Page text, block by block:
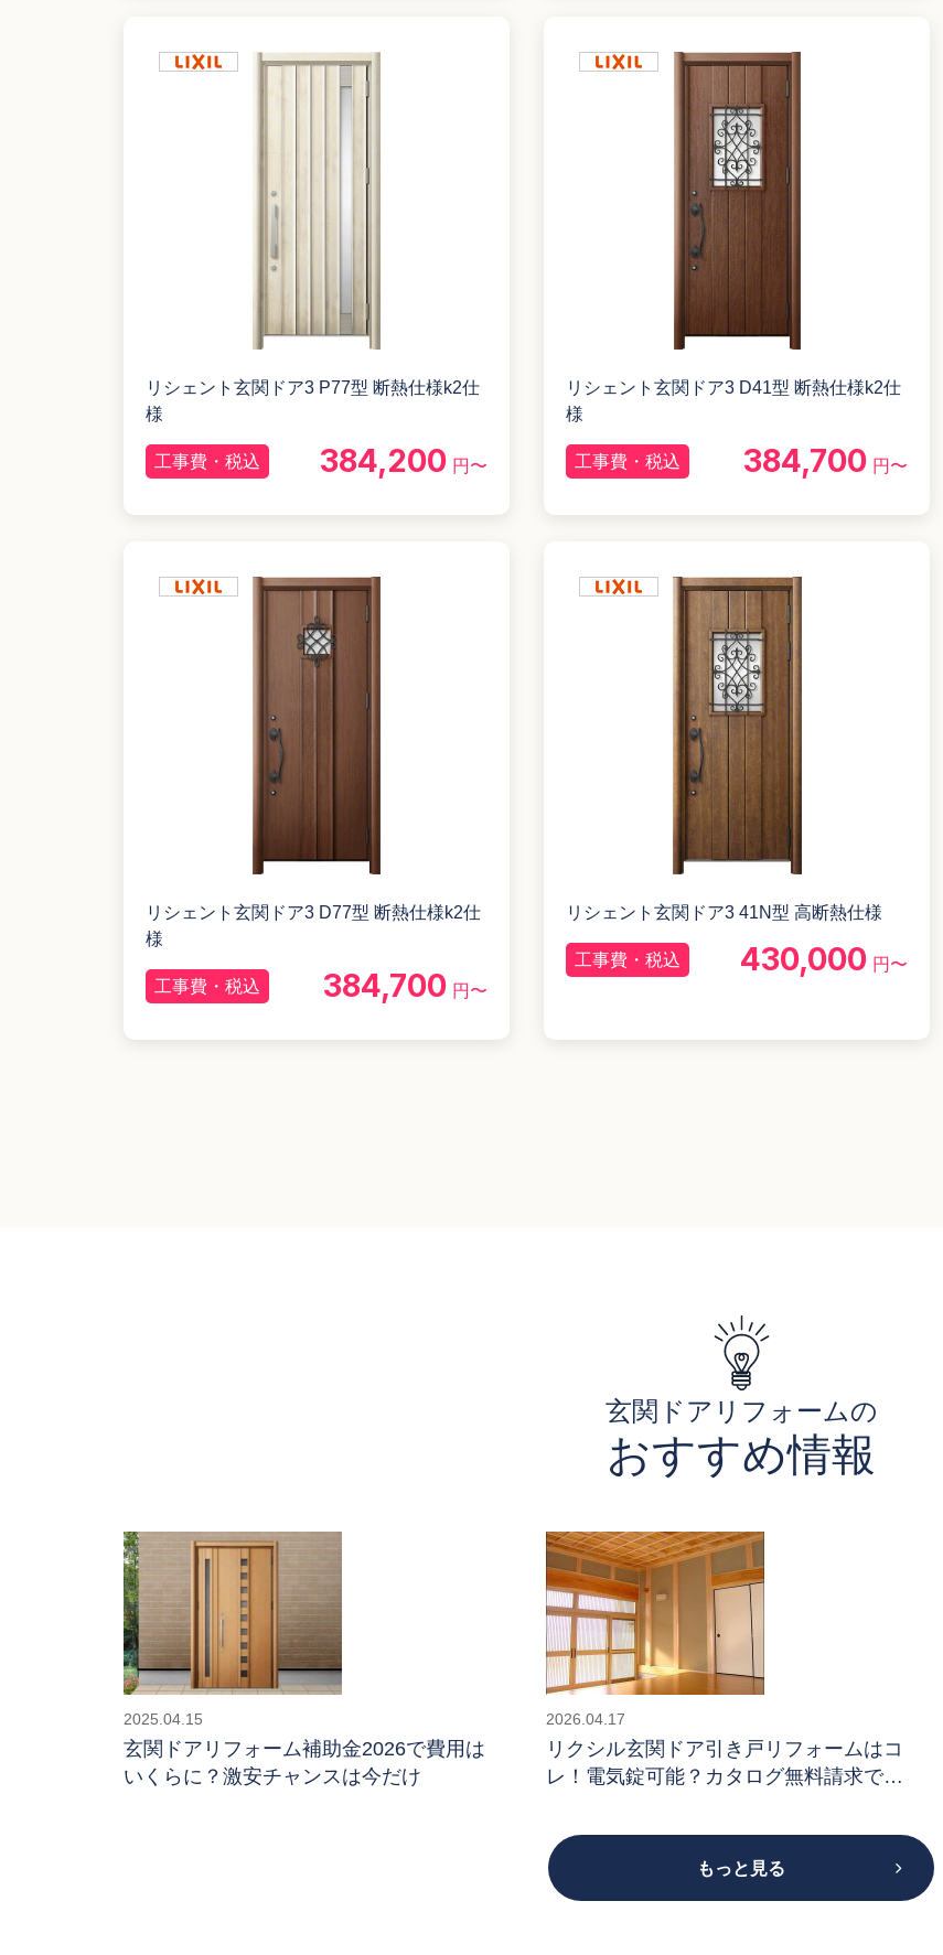
リシェント玄関ドア3 P77型 断熱仕様k2仕
様
工事費・税込 384,200 円〜
リシェント玄関ドア3 D41型 断熱仕様k2仕
様
工事費・税込 384,700 円〜
リシェント玄関ドア3 D77型 断熱仕様k2仕
様
工事費・税込 384,700 円〜
リシェント玄関ドア3 41N型 高断熱仕様
工事費・税込 430,000 円〜
玄関ドアリフォームの
おすすめ情報
2025.04.15
玄関ドアリフォーム補助金2026で費用は
いくらに？激安チャンスは今だけ
2026.04.17
リクシル玄関ドア引き戸リフォームはコ
レ！電気錠可能？カタログ無料請求でき
もっと見る